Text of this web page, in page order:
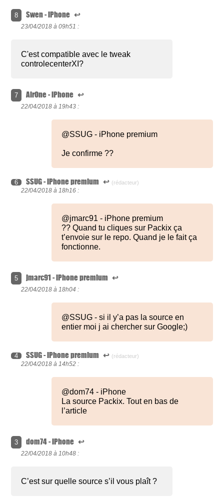
8 Swen - iPhone ↩
23/04/2018 à 09h51 :
C'est compatible avec le tweak
controlecenterXI?
7 AirOne - iPhone ↩
22/04/2018 à 19h43 :
@SSUG - iPhone premium
Je confirme ??
6 SSUG - iPhone premium ↩ (rédacteur)
22/04/2018 à 18h16 :
@jmarc91 - iPhone premium
?? Quand tu cliques sur Packix ça
t’envoie sur le repo. Quand je le fait ça
fonctionne.
5 jmarc91 - iPhone premium ↩
22/04/2018 à 18h04 :
@SSUG - si il y’a pas la source en
entier moi j ai chercher sur Google;)
4 SSUG - iPhone premium ↩ (rédacteur)
22/04/2018 à 14h52 :
@dom74 - iPhone
La source Packix. Tout en bas de
l’article
3 dom74 - iPhone ↩
22/04/2018 à 10h48 :
C’est sur quelle source s’il vous plaît ?